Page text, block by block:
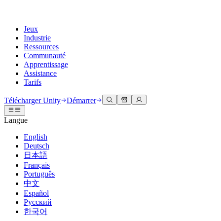
Jeux
Industrie
Ressources
Communauté
Apprentissage
Assistance
Tarifs
Moteur Unity
Créez des jeux 2D et 3D pour n'importe quelle plateforme
Collaboration
Collaborez et itérez rapidement avec votre équipe
Télécharger Unity
Offres et tarifs
Déployez
Multiplateforme
Collaboration 3D
Construisez et révisez des projets 3D en temps réel
Formation immersive
Entraînez-vous dans des environnements immersifs
Expériences client
Créez des expériences interactives 3D
Secteurs
Fabrication
Documentation
Outils de développement
Versions de publication et suivi des problèmes
Feuille de route
Examiner les fonctionnalités à venir
Glossaire
Discussions
Événements
Événements mondiaux et locaux
Histoires de la communauté
Made with Unity
Mise en avant des créateurs Unity
Unity Learn
Maîtrisez les compétences Unity gratuitement
Formation professionnelle
Améliorez votre équipe avec des formateurs Unity
Vous découvrez Unity ?
Démarrer
Démarrez votre apprentissage
Parcours essentiels Unity
Obtenir de l'aide
Vous aider à réussir avec Unity
Plans de succès
Atteignez vos objectifs plus rapidement avec un support expert
FAQ
Réponses aux questions courantes
Contactez-nous.
Connectez-vous avec notre équipe
Télécharger Unity Démarrer
Langue
English
Deutsch
日本語
Français
Português
中文
Español
Русский
한국어